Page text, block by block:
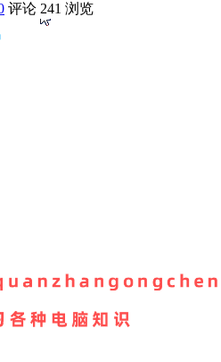
评论 241 浏览